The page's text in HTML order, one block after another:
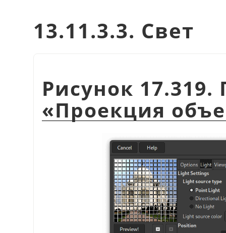
13.11.3.3. Свет
Рисунок
«Проекция